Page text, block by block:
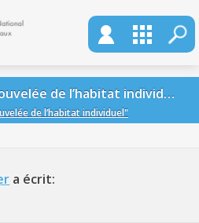
"Pour une vision renouvelée de l’habitat individuel"
de l’habitat individuel"
a écrit: